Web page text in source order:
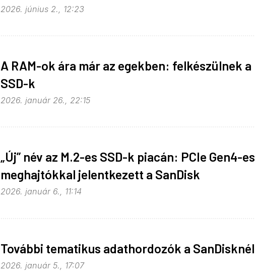
2026. június 2., 12:23
A RAM-ok ára már az egekben: felkészülnek a
SSD-k
2026. január 26., 22:15
„Új” név az M.2-es SSD-k piacán: PCIe Gen4-es
meghajtókkal jelentkezett a SanDisk
2026. január 6., 11:14
További tematikus adathordozók a SanDisknél
2026. január 5., 17:07